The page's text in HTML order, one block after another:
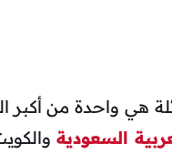
هي واحدة من أكبر
السعودية